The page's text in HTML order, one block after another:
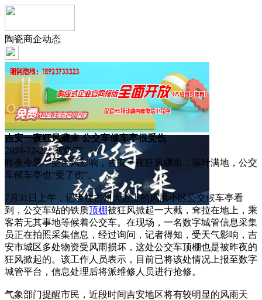
陶瓷商企动态
吉安一夜狂风袭来 公交车候车亭很受伤
2024-12-22 浏览:77
昨夜今晨，受台风影响，吉安一夜狂风骤雨，落叶满地，公交
车候车亭也“受了伤”。
7月31日上午，记者在吉州大道上的凤凰小区公交候车亭看
到，公交车站的铁质顶棚被狂风掀起一大截，耷拉在地上，乘
客若无其事地等候着公交车。在现场，一名数字城管信息采集
员正在拍照采集信息，经过询问，记者得知，受天气影响，吉
安市城区多处物资受风雨损坏，这处公交车顶棚也是被昨夜的
狂风掀起的。该工作人员表示，目前已将该处情况上报至数字
城管平台，信息处理后将派维修人员进行抢修。
气象部门提醒市民，近段时间吉安地区将有较明显的风雨天